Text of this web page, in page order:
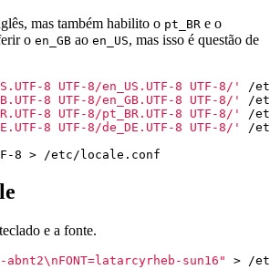
mas também habilito o pt_BR e o
o en_GB ao en_US, mas isso é questão de
8 UTF-8/en_US.UTF-8 UTF-8/'
8 UTF-8/en_GB.UTF-8 UTF-8/'
8 UTF-8/pt_BR.UTF-8 UTF-8/'
8 UTF-8/de_DE.UTF-8 UTF-8/'
e a fonte.
abnt2\nFONT=latarcyrheb-sun16"